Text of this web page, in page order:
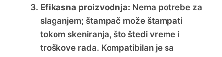
Efikasna proizvodnja: Nema potrebe za
slaganjem; štampač može štampati
tokom skeniranja, što štedi vreme i
troškove rada. Kompatibilan je sa